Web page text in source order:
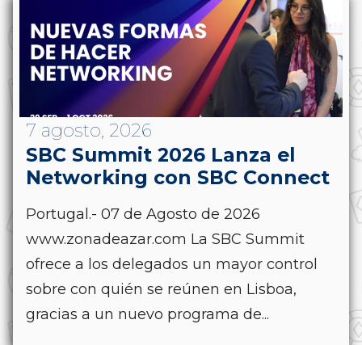
7 agosto, 2026
SBC Summit 2026 Lanza el
Networking con SBC Connect
Portugal.- 07 de Agosto de 2026
www.zonadeazar.com La SBC Summit
ofrece a los delegados un mayor control
sobre con quién se reúnen en Lisboa,
gracias a un nuevo programa de...